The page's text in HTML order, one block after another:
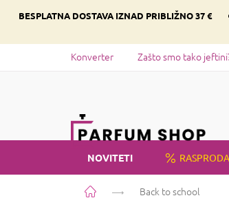
BESPLATNA DOSTAVA IZNAD PRIBLIŽNO 37 €
Konverter Zašto smo tako
NOVITETI
Početna Back to school